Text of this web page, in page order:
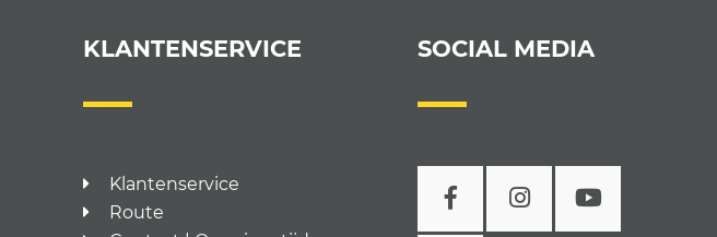
KLANTENSERVICE
Klantenservice
Route
SOCIAL MEDIA